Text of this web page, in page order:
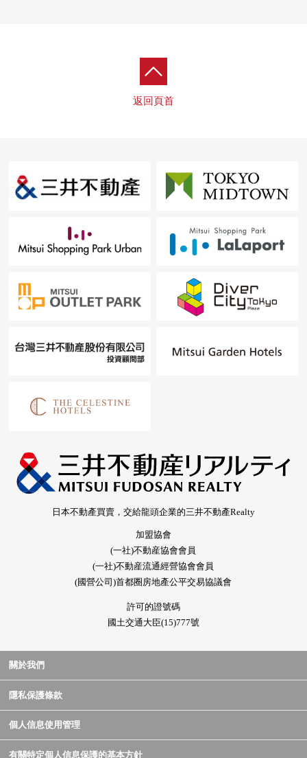
返回頁首
日本不動產買賣，交給龍頭企業的三井不動產Realty
加盟協會
(一社)不動産協會會員
(一社)不動産流通經營協會會員
(國營公司)首都圈房地產公平交易協議會
許可的證號碼
國土交通大臣(15)777號
關於我們
隱私保護條款
個人信息使用管理
有關特定個人信息保護的基本方針